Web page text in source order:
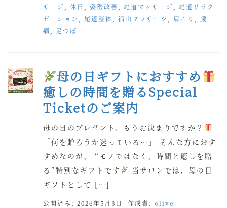
サージ 休日 姿勢改善 尾道マッサージ
尾道リラク
ゼーション
尾道整体 福山マッサージ 肩こり
腰
痛
足つぼ
母の日ギフトにおすすめ
癒しの時間を贈るSpecial
Ticketのご案内
母の日のプレゼント、もうお決まりですか？
「何を贈ろうか迷っている…」 そんな方におす
すめなのが、 “モノではなく、時間と癒しを贈
る”特別なギフトです
当サロンでは、母の日
ギフトとして […]
公開済み: 2026年5月3日 作成者: olive